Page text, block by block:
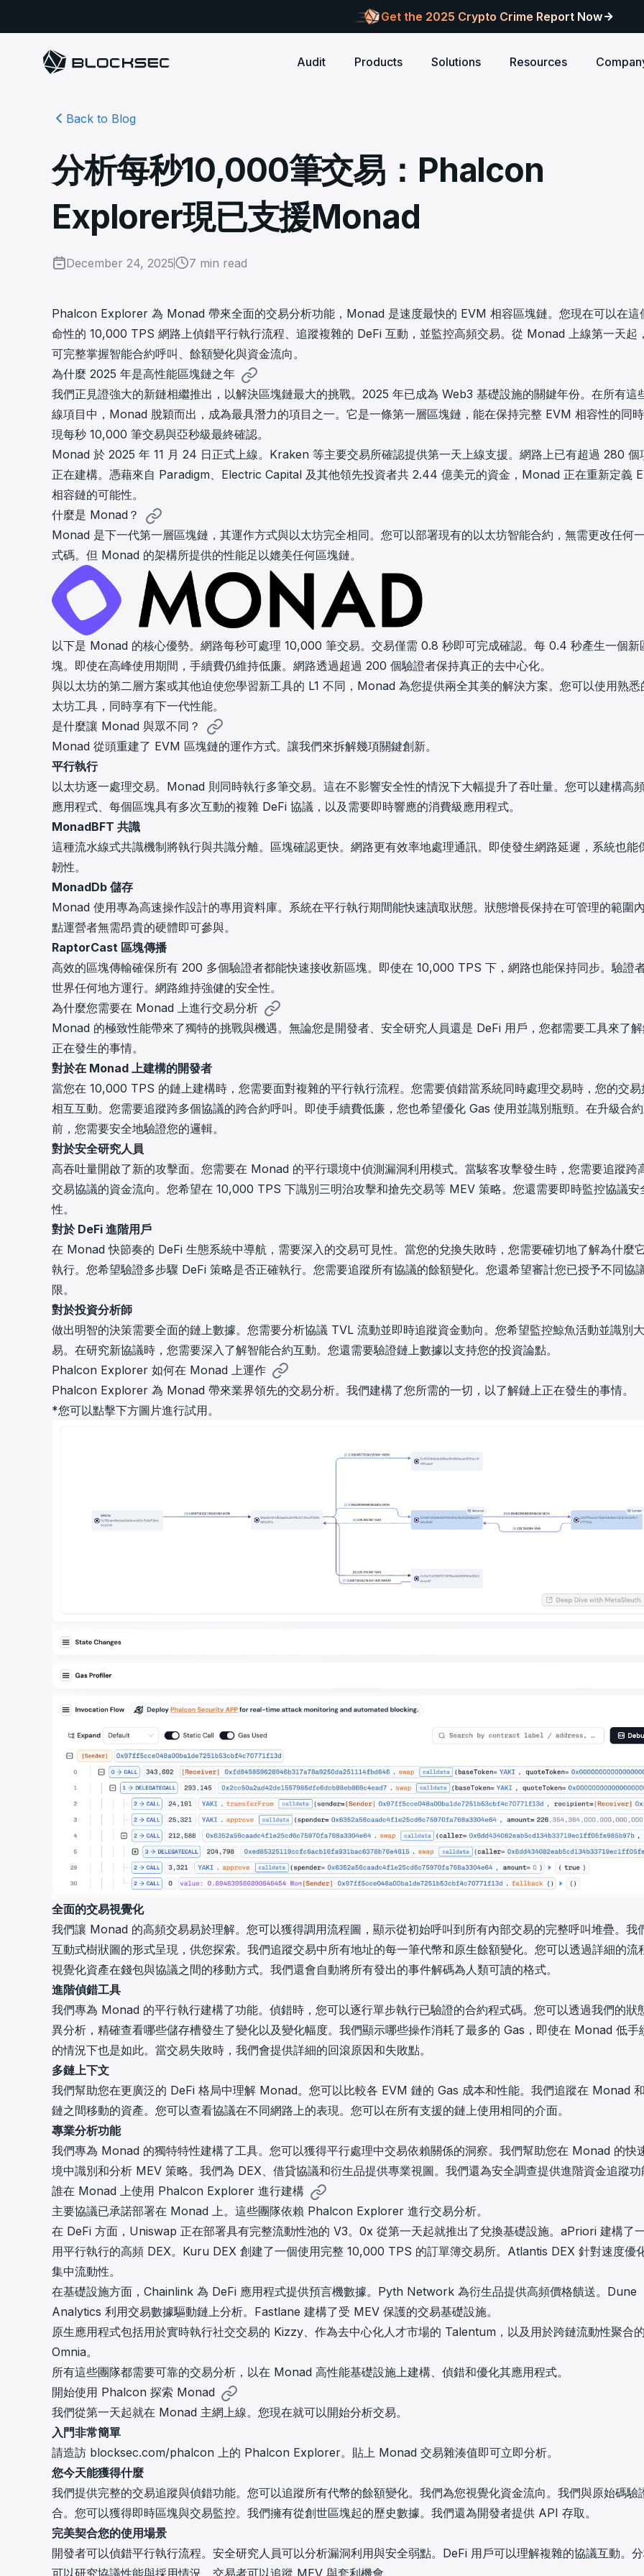
Get the 2025 Crypto Crime Report Now
Audit
robust, reliable, and meets top security
standards.
Infrastructure Audits
other infrastructure stack against
Products
Phalcon Security
Detect every threat, alert what
matters, and block attacks in real-
time.
Safe{Wallet} Monitor
ensure your Safe{Wallet}’s security.
Stop hacks at the Sequencer level to
ensure L2 security.
Phalcon Explorer
Visualize, simulate, and debug on-
chain transactions with an intuitive
interface.
Phalcon Compliance
Free Trial
Identify illicit activities, manage risks,
Phalcon Network
Monitor illicit fund inflows and receive
Track crypto funds, visualize
transaction flows, and simplify on-
chain investigations.
screening APIs for crypto compliance.
Trace.ai
Trace stolen crypto with AI-
Solutions
Secure your code pre-launch and block attacks in
real-time. Safeguard both user assets and your
reputation.
AML/CFT compliance.
Stablecoin Issuer
Secure your contracts pre-launch and monitor
Crypto Payment
Block illicit funds in real-time and meet global
Resources
security audits by Block Sec.
Comprehensive docs to help you build securely
with BlockSec
Security Incidents Library
new.
meets real-world security.
Back to Blog
分析每秒10,000筆交易：Phalcon
Explorer現已支援Monad
December 24, 2025 7 min read
Phalcon Explorer 為 Monad 帶來全面的交易分析功能，Monad 是速度最快的 EVM 相容區塊鏈。您現在可以在這
命性的 10,000 TPS 網路上偵錯平行執行流程、追蹤複雜的 DeFi 互動，並監控高頻交易。從 Monad 上線第一天起
可完整掌握智能合約呼叫、餘額變化與資金流向。
為什麼 2025 年是高性能區塊鏈之年
我們正見證強大的新鏈相繼推出，以解決區塊鏈最大的挑戰。2025 年已成為 Web3 基礎設施的關鍵年份。在所有這
線項目中，Monad 脫穎而出，成為最具潛力的項目之一。它是一條第一層區塊鏈，能在保持完整 EVM 相容性的同
現每秒 10,000 筆交易與亞秒級最終確認。
Monad 於 2025 年 11 月 24 日正式上線。Kraken 等主要交易所確認提供第一天上線支援。網路上已有超過 280 個
正在建構。憑藉來自 Paradigm、Electric Capital 及其他領先投資者共 2.44 億美元的資金，Monad 正在重新定義
相容鏈的可能性。
什麼是 Monad？
Monad 是下一代第一層區塊鏈，其運作方式與以太坊完全相同。您可以部署現有的以太坊智能合約，無需更改任何
式碼。但 Monad 的架構所提供的性能足以媲美任何區塊鏈。
以下是 Monad 的核心優勢。網路每秒可處理 10,000 筆交易。交易僅需 0.8 秒即可完成確認。每 0.4 秒產生一個新
塊。即使在高峰使用期間，手續費仍維持低廉。網路透過超過 200 個驗證者保持真正的去中心化。
與以太坊的第二層方案或其他迫使您學習新工具的 L1 不同，Monad 為您提供兩全其美的解決方案。您可以使用熟悉
太坊工具，同時享有下一代性能。
是什麼讓 Monad 與眾不同？
Monad 從頭重建了 EVM 區塊鏈的運作方式。讓我們來拆解幾項關鍵創新。
平行執行
以太坊逐一處理交易。Monad 則同時執行多筆交易。這在不影響安全性的情況下大幅提升了吞吐量。您可以建構高
應用程式、每個區塊具有多次互動的複雜 DeFi 協議，以及需要即時響應的消費級應用程式。
MonadBFT 共識
這種流水線式共識機制將執行與共識分離。區塊確認更快。網路更有效率地處理通訊。即使發生網路延遲，系統也能
韌性。
MonadDb 儲存
Monad 使用專為高速操作設計的專用資料庫。系統在平行執行期間能快速讀取狀態。狀態增長保持在可管理的範圍
點運營者無需昂貴的硬體即可參與。
RaptorCast 區塊傳播
高效的區塊傳輸確保所有 200 多個驗證者都能快速接收新區塊。即使在 10,000 TPS 下，網路也能保持同步。驗證
世界任何地方運行。網路維持強健的安全性。
為什麼您需要在 Monad 上進行交易分析
Monad 的極致性能帶來了獨特的挑戰與機遇。無論您是開發者、安全研究人員還是 DeFi 用戶，您都需要工具來了
正在發生的事情。
對於在 Monad 上建構的開發者
當您在 10,000 TPS 的鏈上建構時，您需要面對複雜的平行執行流程。您需要偵錯當系統同時處理交易時，您的交易
相互互動。您需要追蹤跨多個協議的跨合約呼叫。即使手續費低廉，您也希望優化 Gas 使用並識別瓶頸。在升級合
前，您需要安全地驗證您的邏輯。
對於安全研究人員
高吞吐量開啟了新的攻擊面。您需要在 Monad 的平行環境中偵測漏洞利用模式。當駭客攻擊發生時，您需要追蹤跨
交易協議的資金流向。您希望在 10,000 TPS 下識別三明治攻擊和搶先交易等 MEV 策略。您還需要即時監控協議安
性。
對於 DeFi 進階用戶
在 Monad 快節奏的 DeFi 生態系統中導航，需要深入的交易可見性。當您的兌換失敗時，您需要確切地了解為什麼
執行。您希望驗證多步驟 DeFi 策略是否正確執行。您需要追蹤所有協議的餘額變化。您還希望審計您已授予不同協
限。
對於投資分析師
做出明智的決策需要全面的鏈上數據。您需要分析協議 TVL 流動並即時追蹤資金動向。您希望監控鯨魚活動並識別
易。在研究新協議時，您需要深入了解智能合約互動。您還需要驗證鏈上數據以支持您的投資論點。
Phalcon Explorer 如何在 Monad 上運作
Phalcon Explorer 為 Monad 帶來業界領先的交易分析。我們建構了您所需的一切，以了解鏈上正在發生的事情。
*您可以點擊下方圖片進行試用。
全面的交易視覺化
我們讓 Monad 的高頻交易易於理解。您可以獲得調用流程圖，顯示從初始呼叫到所有內部交易的完整呼叫堆疊。我
互動式樹狀圖的形式呈現，供您探索。我們追蹤交易中所有地址的每一筆代幣和原生餘額變化。您可以透過詳細的流
視覺化資產在錢包與協議之間的移動方式。我們還會自動將所有發出的事件解碼為人類可讀的格式。
進階偵錯工具
我們專為 Monad 的平行執行建構了功能。偵錯時，您可以逐行單步執行已驗證的合約程式碼。您可以透過我們的狀
異分析，精確查看哪些儲存槽發生了變化以及變化幅度。我們顯示哪些操作消耗了最多的 Gas，即使在 Monad 低手
的情況下也是如此。當交易失敗時，我們會提供詳細的回滾原因和失敗點。
多鏈上下文
我們幫助您在更廣泛的 DeFi 格局中理解 Monad。您可以比較各 EVM 鏈的 Gas 成本和性能。我們追蹤在 Monad
鏈之間移動的資產。您可以查看協議在不同網路上的表現。您可以在所有支援的鏈上使用相同的介面。
專業分析功能
我們專為 Monad 的獨特特性建構了工具。您可以獲得平行處理中交易依賴關係的洞察。我們幫助您在 Monad 的快
境中識別和分析 MEV 策略。我們為 DEX、借貸協議和衍生品提供專業視圖。我們還為安全調查提供進階資金追蹤功
誰在 Monad 上使用 Phalcon Explorer 進行建構
主要協議已承諾部署在 Monad 上。這些團隊依賴 Phalcon Explorer 進行交易分析。
在 DeFi 方面，Uniswap 正在部署具有完整流動性池的 V3。0x 從第一天起就推出了兌換基礎設施。aPriori 建構了
用平行執行的高頻 DEX。Kuru DEX 創建了一個使用完整 10,000 TPS 的訂單簿交易所。Atlantis DEX 針對速度優
集中流動性。
在基礎設施方面，Chainlink 為 DeFi 應用程式提供預言機數據。Pyth Network 為衍生品提供高頻價格饋送。Dune
Analytics 利用交易數據驅動鏈上分析。Fastlane 建構了受 MEV 保護的交易基礎設施。
原生應用程式包括用於實時執行社交交易的 Kizzy、作為去中心化人才市場的 Talentum，以及用於跨鏈流動性聚合
Omnia。
所有這些團隊都需要可靠的交易分析，以在 Monad 高性能基礎設施上建構、偵錯和優化其應用程式。
開始使用 Phalcon 探索 Monad
我們從第一天起就在 Monad 主網上線。您現在就可以開始分析交易。
入門非常簡單
請造訪 blocksec.com/phalcon 上的 Phalcon Explorer。貼上 Monad 交易雜湊值即可立即分析。
您今天能獲得什麼
我們提供完整的交易追蹤與偵錯功能。您可以追蹤所有代幣的餘額變化。我們為您視覺化資金流向。我們與原始碼驗
合。您可以獲得即時區塊與交易監控。我們擁有從創世區塊起的歷史數據。我們還為開發者提供 API 存取。
完美契合您的使用場景
開發者可以偵錯平行執行流程。安全研究人員可以分析漏洞利用與安全弱點。DeFi 用戶可以理解複雜的協議互動。